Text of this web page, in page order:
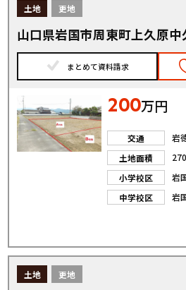
土地 更地
山口県岩国市周東町上久原中
まとめて資料請求
200万円
交通
岩
土地面積
小学校区
岩
中学校区
岩
土地 更地